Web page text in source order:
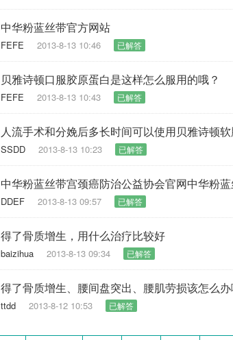
中华粉蓝丝带官方网站
FEFE 2013-8-13 10:46 已解答
贝雅诗顿口服胶原蛋白是这样怎么服用的哦？
FEFE 2013-8-13 10:43 已解答
人流手术和分娩后多长时间可以使用贝雅诗顿软
SSDD 2013-8-13 10:23 已解答
中华粉蓝丝带宫颈癌防治公益协会官网中华粉
DDEF 2013-8-13 09:57 已解答
得了骨质增生，用什么治疗比较好
baizihua 2013-8-13 09:34 已解答
得了骨质增生、腰间盘突出、腰肌劳损该怎么办
ttdd 2013-8-12 10:53 已解答